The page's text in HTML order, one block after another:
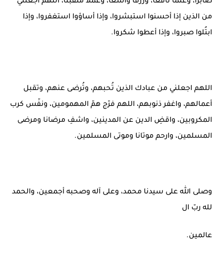
من الذين إذا أحسنوا استبشروا، وإذا أساؤوا استغفروا، وإذا
ابتُلوا صبروا، وإذا أعطوا شكروا.
اللهم اجعلني من عبادك الذين تُحبهم، وتُرضى عنهم، وتقبل
أعمالهم، واغفر ذنوبهم، اللهم فرّج همّ المهمومين، ونفّس كرب
المكروبين، واقضِ الدين عن المدينين، واشفِ مرضانا ومرضى
المسلمين، وارحم موتانا وموتى المسلمين.
وصلى الله على سيدنا محمد، وعلى آله وصحبه أجمعين، والحمد
لله ربّ ال
عالمين.